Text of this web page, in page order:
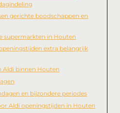
gerichte boodschappen en
supermarkten in Houten
extra belangrijk
Aldi binnen Houten
en bijzondere periodes
Aldi openingstijden in Houten